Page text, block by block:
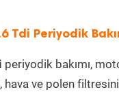
Tdi Periyodik
periyodik bakımı,
ve polen